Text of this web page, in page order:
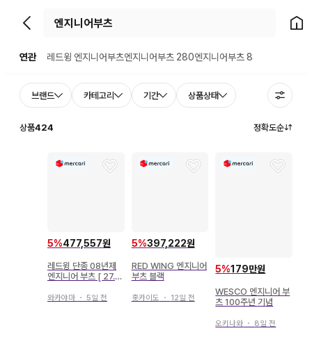
뒤로가기 홈으
연관 레드윙 엔지니어부츠엔지니어부츠 280엔지니어부츠 8
브랜드 카테고리 기간 상품상태
상품424 정확도순
5%477,557원
레드윙 단종 08년제
엔지니어 부츠 [ 27.5
와카야마 ・ 5일 전
5%397,222원
RED WING 엔지니어
부츠 블랙
홋카이도 ・ 12일 전
5%179만원
WESCO 엔지니어 부
츠 100주년 기념
오키나와 ・ 8일 전